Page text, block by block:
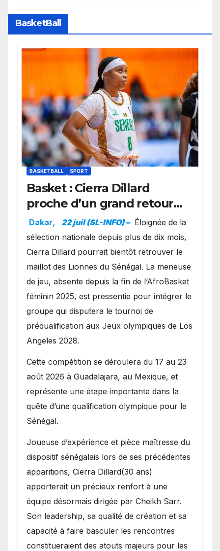
BasketBall
BASKETBALL SPORT
Basket : Cierra Dillard
proche d’un grand retour
avec les Lionnes ?
Dakar, 22 juil (SL-INFO) – Éloignée de la
sélection nationale depuis plus de dix mois,
Cierra Dillard pourrait bientôt retrouver le
maillot des Lionnes du Sénégal. La meneuse
de jeu, absente depuis la fin de l’AfroBasket
féminin 2025, est pressentie pour intégrer le
groupe qui disputera le tournoi de
préqualification aux Jeux olympiques de Los
Angeles 2028.
Cette compétition se déroulera du 17 au 23
août 2026 à Guadalajara, au Mexique, et
représente une étape importante dans la
quête d’une qualification olympique pour le
Sénégal.
Joueuse d’expérience et pièce maîtresse du
dispositif sénégalais lors de ses précédentes
apparitions, Cierra Dillard(30 ans)
apporterait un précieux renfort à une
équipe désormais dirigée par Cheikh Sarr.
Son leadership, sa qualité de création et sa
capacité à faire basculer les rencontres
constitueraient des atouts majeurs pour les